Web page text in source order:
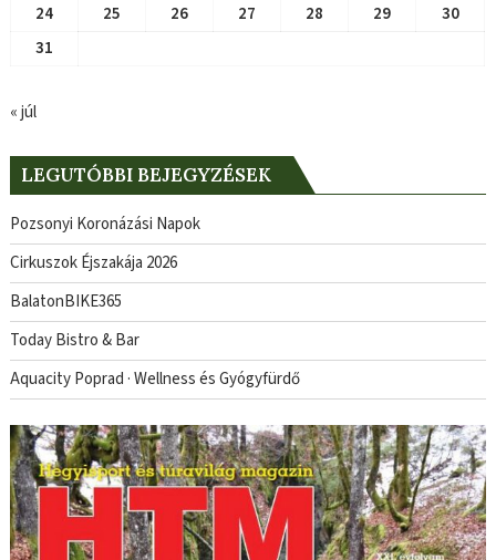
24
25 26 27 28 29
30
31
« júl
LEGUTÓBBI BEJEGYZÉSEK
Pozsonyi Koronázási Napok
Cirkuszok Éjszakája 2026
BalatonBIKE365
Today Bistro & Bar
Aquacity Poprad · Wellness és Gyógyfürdő